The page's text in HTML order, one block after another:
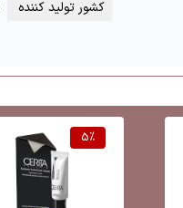
کشور تولید کننده
5%